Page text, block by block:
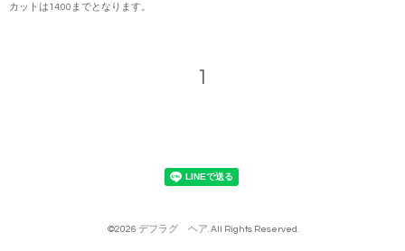
カットは14:00までとなります。
1
©2026 デフラグ ヘア . All Rights Reserved.